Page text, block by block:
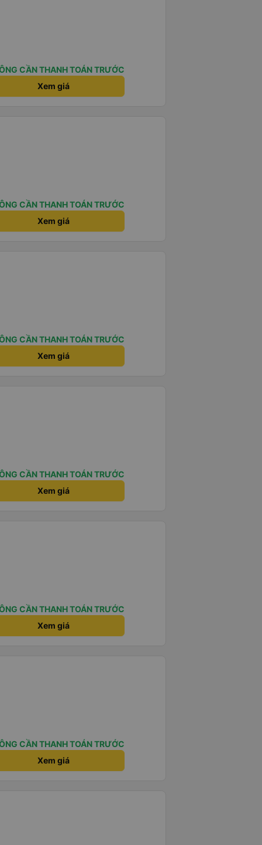
CẦN THANH TOÁN TRƯỚC
Xem giá
CẦN THANH TOÁN TRƯỚC
Xem giá
CẦN THANH TOÁN TRƯỚC
Xem giá
CẦN THANH TOÁN TRƯỚC
Xem giá
CẦN THANH TOÁN TRƯỚC
Xem giá
CẦN THANH TOÁN TRƯỚC
Xem giá